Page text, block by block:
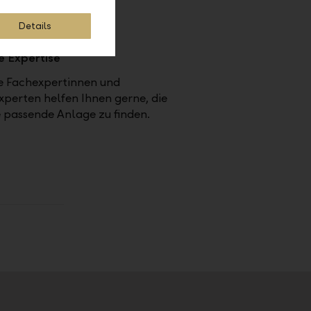
Expertise
Fachexpertinnen und
helfen Ihnen gerne, die
passende Anlage zu finden.
Details